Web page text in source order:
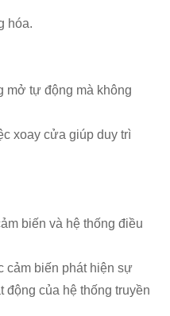
hóa.
mở tự động mà không
xoay cửa giúp duy trì
biến và hệ thống điều
cảm biến phát hiện sự
của hệ thống truyền